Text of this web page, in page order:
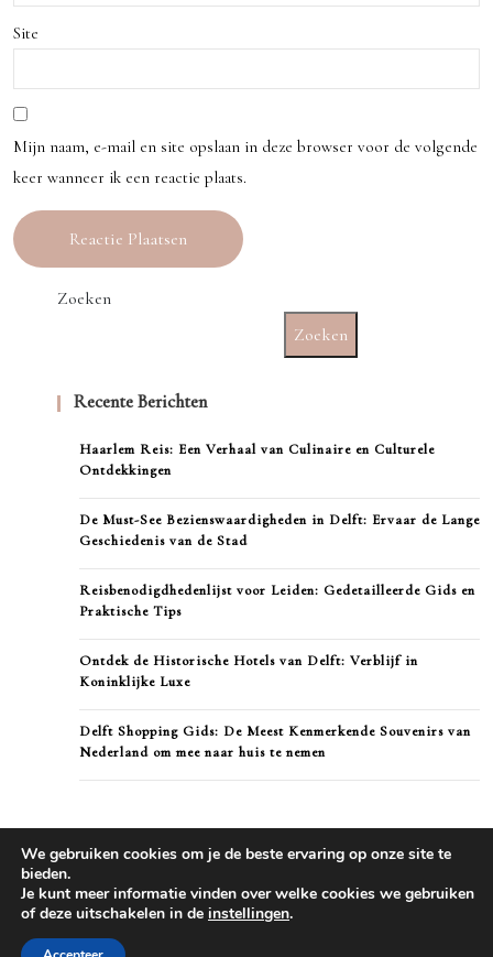
Site
Mijn naam, e-mail en site opslaan in deze browser voor de volgende
keer wanneer ik een reactie plaats.
Zoeken
Zoeken
Recente Berichten
Haarlem Reis: Een Verhaal van Culinaire en Culturele
Ontdekkingen
De Must-See Bezienswaardigheden in Delft: Ervaar de Lange
Geschiedenis van de Stad
Reisbenodigdhedenlijst voor Leiden: Gedetailleerde Gids en
Praktische Tips
Ontdek de Historische Hotels van Delft: Verblijf in
Koninklijke Luxe
Delft Shopping Gids: De Meest Kenmerkende Souvenirs van
Nederland om mee naar huis te nemen
We gebruiken cookies om je de beste ervaring op onze site te
bieden.
Je kunt meer informatie vinden over welke cookies we gebruiken
of deze uitschakelen in de instellingen.